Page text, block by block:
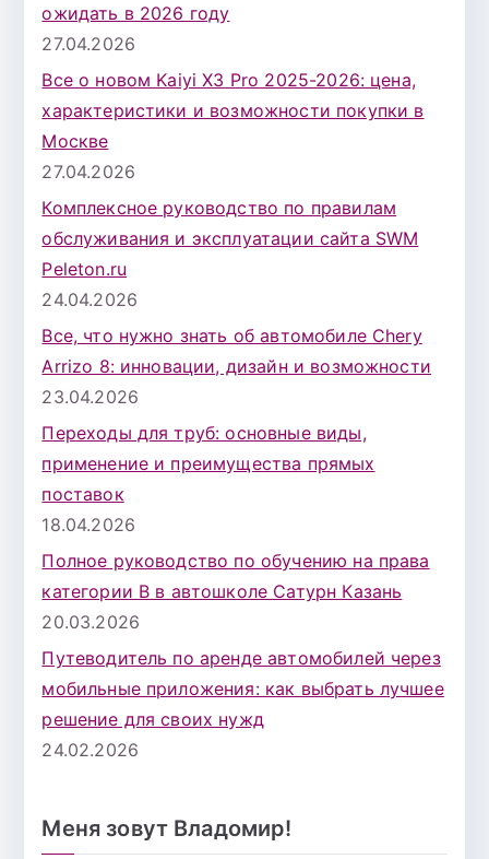
ожидать в 2026 году
27.04.2026
Все о новом Kaiyi X3 Pro 2025-2026: цена,
характеристики и возможности покупки в
Москве
27.04.2026
Комплексное руководство по правилам
обслуживания и эксплуатации сайта SWM
Peleton.ru
24.04.2026
Все, что нужно знать об автомобиле Chery
Arrizo 8: инновации, дизайн и возможности
23.04.2026
Переходы для труб: основные виды,
применение и преимущества прямых
поставок
18.04.2026
Полное руководство по обучению на права
категории B в автошколе Сатурн Казань
20.03.2026
Путеводитель по аренде автомобилей через
мобильные приложения: как выбрать лучшее
решение для своих нужд
24.02.2026
Меня зовут Владомир!